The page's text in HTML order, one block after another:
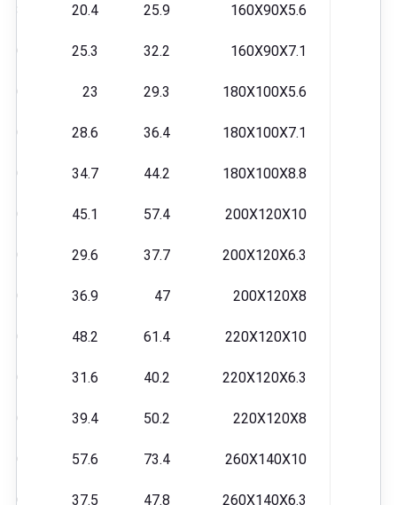
160X90X5.6
25.9
20.4
160X90X7.1
32.2
25.3
180X100X5.6
29.3
23
180X100X7.1
36.4
28.6
180X100X8.8
44.2
34.7
200X120X10
57.4
45.1
200X120X6.3
37.7
29.6
200X120X8
47
36.9
220X120X10
61.4
48.2
220X120X6.3
40.2
31.6
220X120X8
50.2
39.4
260X140X10
73.4
57.6